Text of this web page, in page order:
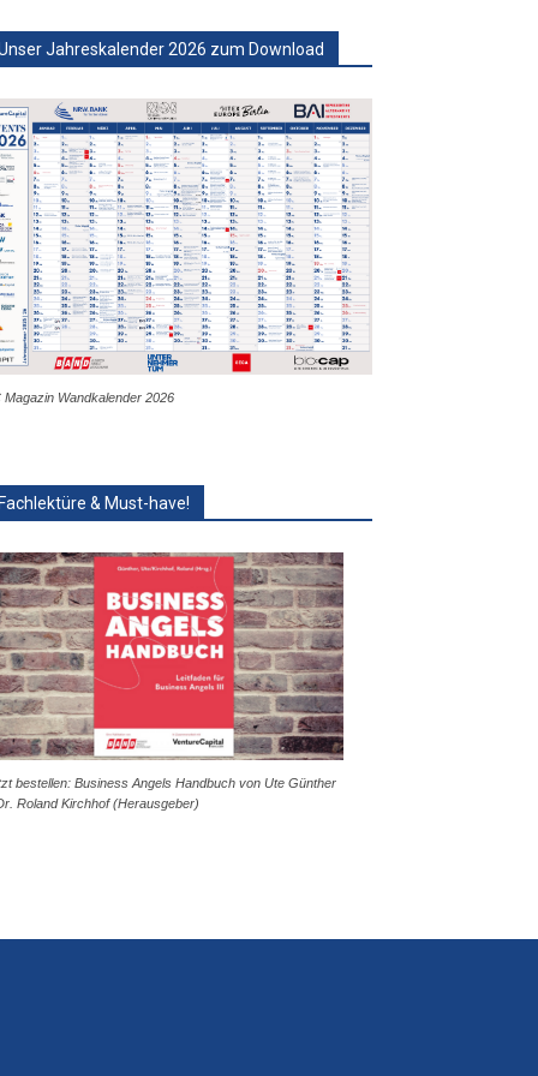
Jahreskalender 2026 zum Download
Magazin Wandkalender 2026
& Must-have!
bestellen: Business Angels Handbuch von Ute Günther
Roland Kirchhof (Herausgeber)